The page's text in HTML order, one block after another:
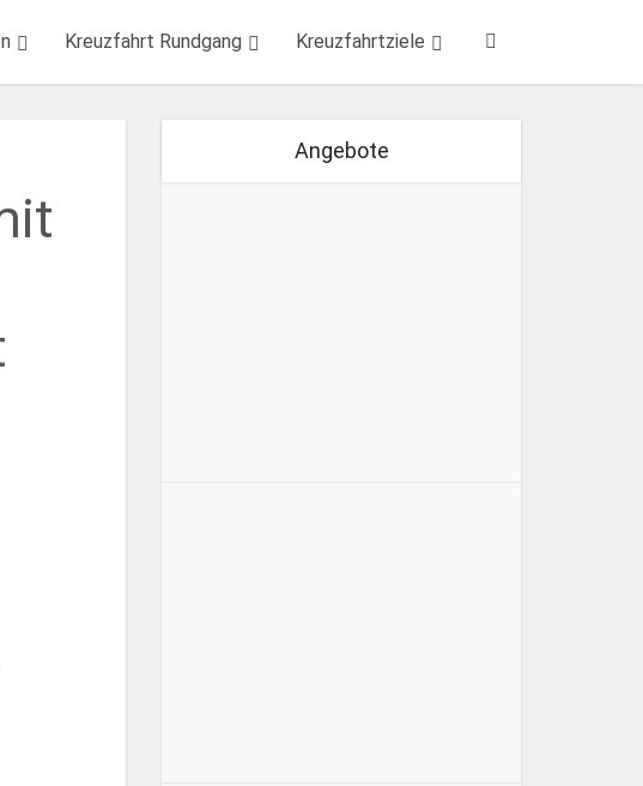
Kreuzfahrt Rundgang Kreuzfahrtziele
Angebote